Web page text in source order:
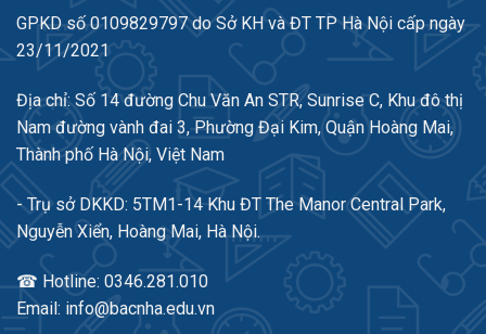
GPKD số 0109829797 do Sở KH và ĐT TP Hà Nội cấp ngày
23/11/2021
Địa chỉ: Số 14 đường Chu Văn An STR, Sunrise C, Khu đô thị
Nam đường vành đai 3, Phường Đại Kim, Quận Hoàng Mai,
Thành phố Hà Nội, Việt Nam
- Trụ sở DKKD: 5TM1-14 Khu ĐT The Manor Central Park,
Nguyễn Xiển, Hoàng Mai, Hà Nội.
☎ Hotline: 0346.281.010
Email: info@bacnha.edu.vn